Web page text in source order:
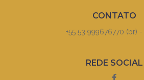
CONTATO
+55 53 999676770 (br) -
REDE SOCIAL